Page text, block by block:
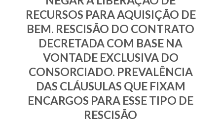
RECURSOS PARA AQUISIÇÃO DE
BEM. RESCISÃO DO CONTRATO
DECRETADA COM BASE NA
VONTADE EXCLUSIVA DO
CONSORCIADO. PREVALÊNCIA
DAS CLÁUSULAS QUE FIXAM
ENCARGOS PARA ESSE TIPO DE
RESCISÃO